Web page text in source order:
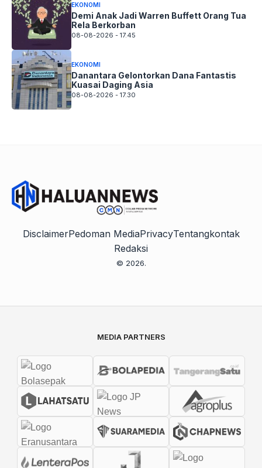
EKONOMI
Demi Anak Jadi Warren Buffett Orang Tua
Rela Berkorban
08-08-2026 - 17.45
EKONOMI
Danantara Gelontorkan Dana Fantastis
Kuasai Daging Asia
08-08-2026 - 17.30
DisclaimerPedoman MediaPrivacyTentangkontak
Redaksi
© 2026.
MEDIA PARTNERS